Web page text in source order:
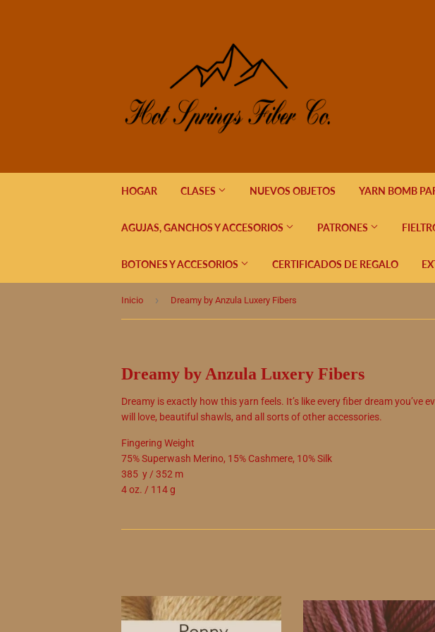
HOGAR CLASES NUEVOS OBJETOS YARN BOMB
AGUJAS, GANCHOS Y ACCESORIOS PATRONES
BOTONES Y ACCESORIOS CERTIFICADOS DE REGALO
Inicio › Dreamy by Anzula Luxery Fibers
Dreamy by Anzula Luxery Fibers
Dreamy is exactly how this yarn feels. It’s like every fiber dream
will love, beautiful shawls, and all sorts of other accessories.
Fingering Weight
75% Superwash Merino, 15% Cashmere, 10% Silk
385 y / 352 m
4 oz. / 114 g